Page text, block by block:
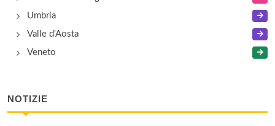
Umbria
Valle d'Aosta
Veneto
NOTIZIE